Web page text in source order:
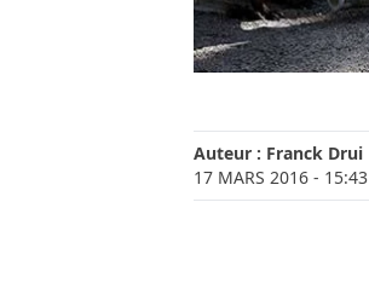
Auteur : Franck Drui
17 MARS 2016 - 15:43